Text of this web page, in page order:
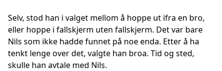
Selv, stod han i valget mellom å hoppe ut ifra en bro,
eller hoppe i fallskjerm uten fallskjerm. Det var bare
Nils som ikke hadde funnet på noe enda. Etter å ha
tenkt lenge over det, valgte han broa. Tid og sted,
skulle han avtale med Nils.